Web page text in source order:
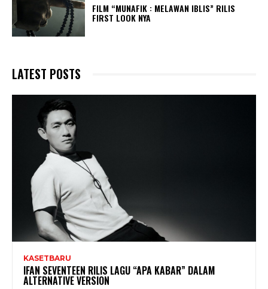
FILM “MUNAFIK : MELAWAN IBLIS” RILIS
FIRST LOOK NYA
LATEST POSTS
KASETBARU
IFAN SEVENTEEN RILIS LAGU “APA KABAR” DALAM
ALTERNATIVE VERSION